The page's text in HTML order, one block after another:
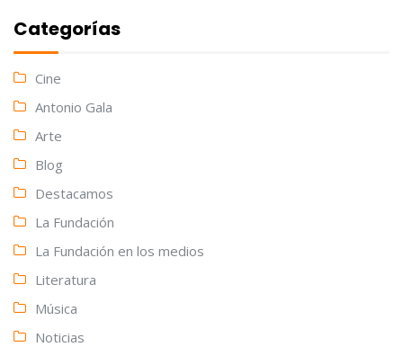
Categorías
Cine
Antonio Gala
Arte
Blog
Destacamos
La Fundación
La Fundación en los medios
Literatura
Música
Noticias